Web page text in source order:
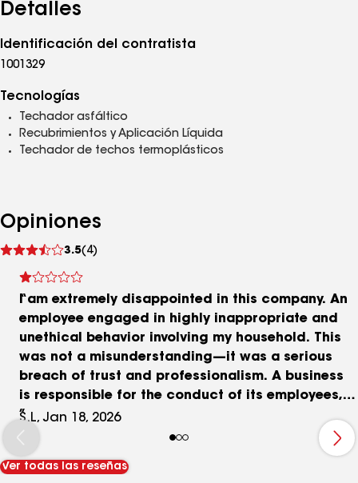
Detalles
Identificación del contratista
1001329
Tecnologías
Techador asfáltico
Recubrimientos y Aplicación Líquida
Techador de techos termoplásticos
Opiniones
3.5(4)
comentarios
I am extremely disappointed in this company. An
employee engaged in highly inappropriate and
unethical behavior involving my household. This
was not a misunderstanding—it was a serious
breach of trust and professionalism. A business
is responsible for the conduct of its employees,
and this experience has left lasting damage. I
cannot recommend a company that allows or
ignores behavior like this.
S.L, Jan 18, 2026
Ver todas las reseñas